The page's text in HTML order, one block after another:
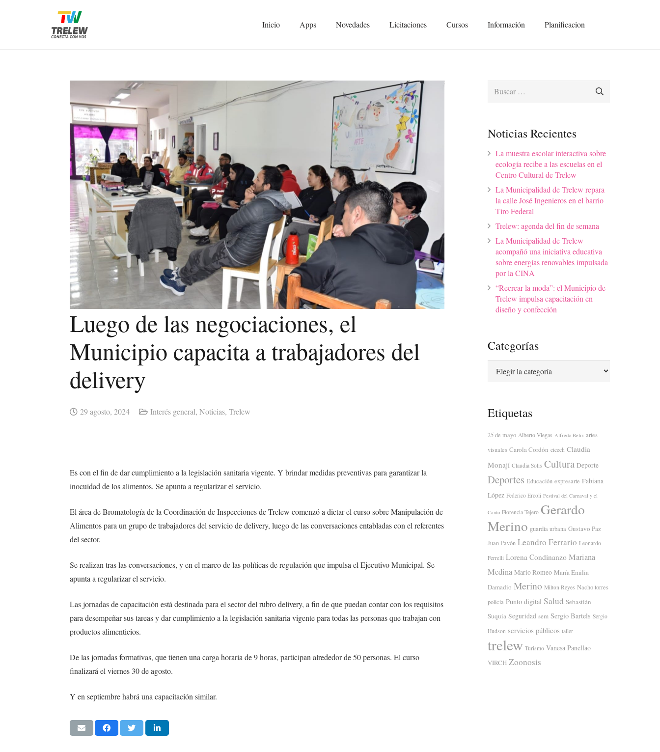
Inicio Apps Novedades Licitaciones Cursos Información Planificacion
Luego de las negociaciones, el
Municipio capacita a trabajadores del
delivery
29 agosto, 2024 Interés general, Noticias, Trelew
Es con el fin de dar cumplimiento a la legislación sanitaria vigente. Y brindar medidas preventivas para garantizar la
inocuidad de los alimentos. Se apunta a regularizar el servicio.
El área de Bromatología de la Coordinación de Inspecciones de Trelew comenzó a dictar el curso sobre Manipulación de
Alimentos para un grupo de trabajadores del servicio de delivery, luego de las conversaciones entabladas con el referentes
del sector.
Se realizan tras las conversaciones, y en el marco de las políticas de regulación que impulsa el Ejecutivo Municipal. Se
apunta a regularizar el servicio.
Las jornadas de capacitación está destinada para el sector del rubro delivery, a fin de que puedan contar con los requisitos
para desempeñar sus tareas y dar cumplimiento a la legislación sanitaria vigente para todas las personas que trabajan con
productos alimenticios.
De las jornadas formativas, que tienen una carga horaria de 9 horas, participan alrededor de 50 personas. El curso
finalizará el viernes 30 de agosto.
Y en septiembre habrá una capacitación similar.
Buscar:
Noticias Recientes
La muestra escolar interactiva sobre
ecología recibe a las escuelas en el
Centro Cultural de Trelew
La Municipalidad de Trelew repara
la calle José Ingenieros en el barrio
Tiro Federal
Trelew: agenda del fin de semana
La Municipalidad de Trelew
acompañó una iniciativa educativa
sobre energías renovables impulsada
por la CINA
“Recrear la moda”: el Municipio de
Trelew impulsa capacitación en
diseño y confección
Categorías
Etiquetas
25 de mayo Alberto Viegas Alfredo Beliz artes
visuales Carola Cordón cicech Claudia
Monají Claudia Solis Cultura Deporte
Deportes Educación expresarte Fabiana
López Federico Ercoli Festival del Carnaval y el
Canto Florencia Tejero Gerardo
Merino guardia urbana Gustavo Paz
Juan Pavón Leandro Ferrario Leonardo
Ferrelli Lorena Condinanzo Mariana
Medina Mario Romeo María Emilia
Damadio Merino Milton Reyes Nacho torres
policía Punto digital Salud Sebastián
Suquia Seguridad sem Sergio Bartels Sergio
Hudson servicios públicos taller
trelew Turismo Vanesa Panellao
VIRCH Zoonosis